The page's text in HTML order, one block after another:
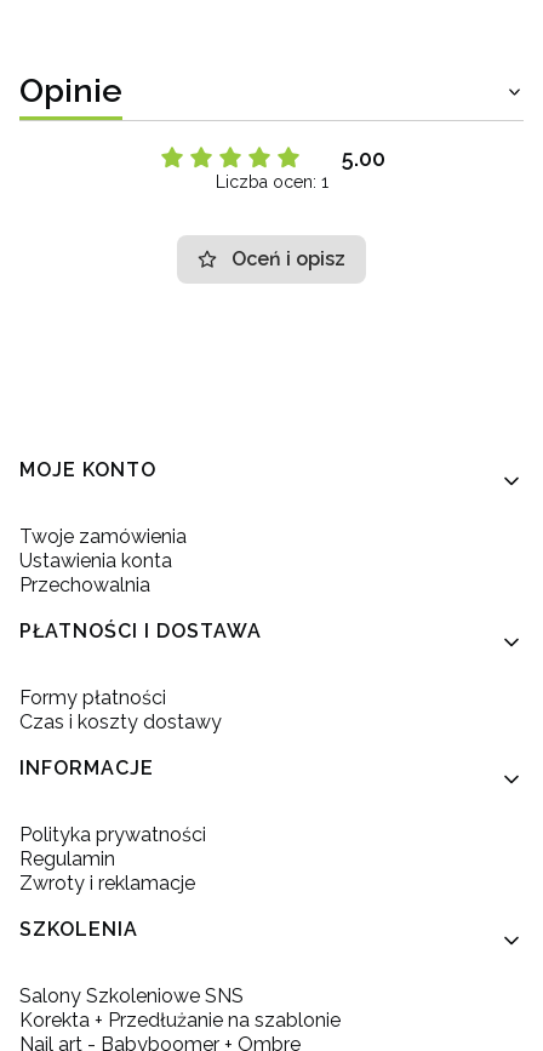
Opinie
5.00
Liczba ocen: 1
Oceń i opisz
Linki w stopce
MOJE KONTO
Twoje zamówienia
Ustawienia konta
Przechowalnia
PŁATNOŚCI I DOSTAWA
Formy płatności
Czas i koszty dostawy
INFORMACJE
Polityka prywatności
Regulamin
Zwroty i reklamacje
SZKOLENIA
Salony Szkoleniowe SNS
Korekta + Przedłużanie na szablonie
Nail art - Babyboomer + Ombre